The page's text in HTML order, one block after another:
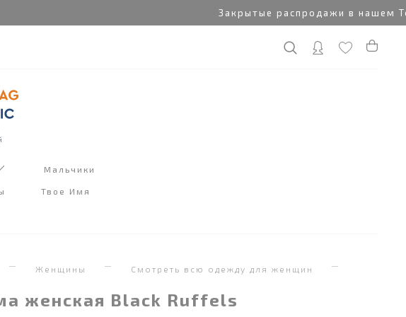
Закрытые распродажи в нашем
Мальчики
Твое Имя
Женщины Смотреть всю одежду для женщин
женская Black Ruffels